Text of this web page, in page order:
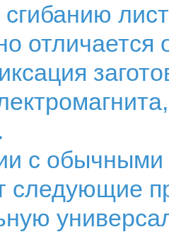
сгибанию
с обычными
следующие